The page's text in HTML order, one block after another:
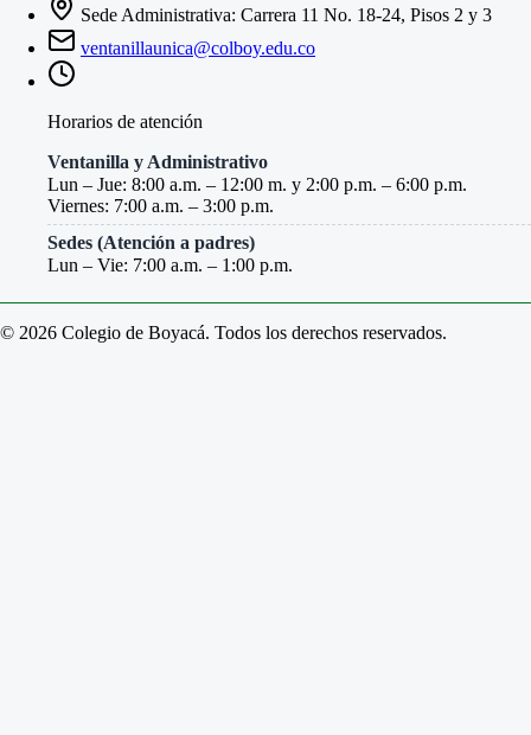
Sede Administrativa: Carrera 11 No. 18-24, Pisos 2 y 3
ventanillaunica@colboy.edu.co
Horarios de atención
Ventanilla y Administrativo
Lun – Jue: 8:00 a.m. – 12:00 m. y 2:00 p.m. – 6:00 p.m.
Viernes: 7:00 a.m. – 3:00 p.m.
Sedes (Atención a padres)
Lun – Vie: 7:00 a.m. – 1:00 p.m.
© 2026 Colegio de Boyacá. Todos los derechos reservados.